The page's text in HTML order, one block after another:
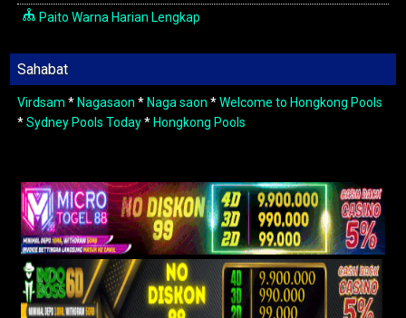
Paito Warna Harian Lengkap
Sahabat
Virdsam * Nagasaon * Naga saon *Welcome to Hongkong Pools
*Sydney Pools Today* Hongkong Pools